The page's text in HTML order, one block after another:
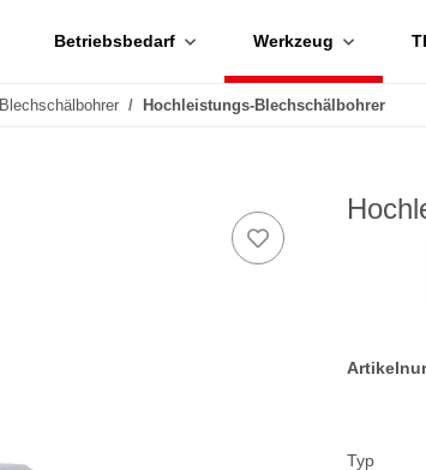
Betriebsbedarf Werkzeug
Blechschälbohrer Hochleistungs-Blechschälbohrer
Typ